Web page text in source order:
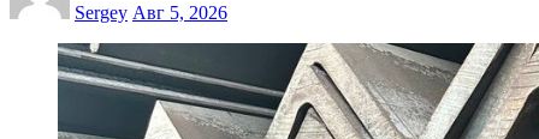
Sergey Авг 5, 2026